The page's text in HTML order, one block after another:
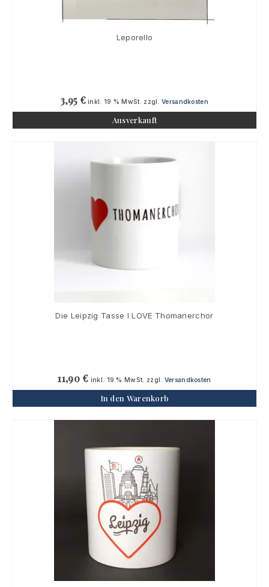
Leporello
3,95 € inkl. 19 % MwSt. zzgl.Versandkosten
Ausverkauft
Die Leipzig Tasse I LOVE Thomanerchor
11,90 € inkl. 19 % MwSt. zzgl. Versandkosten
In den Warenkorb